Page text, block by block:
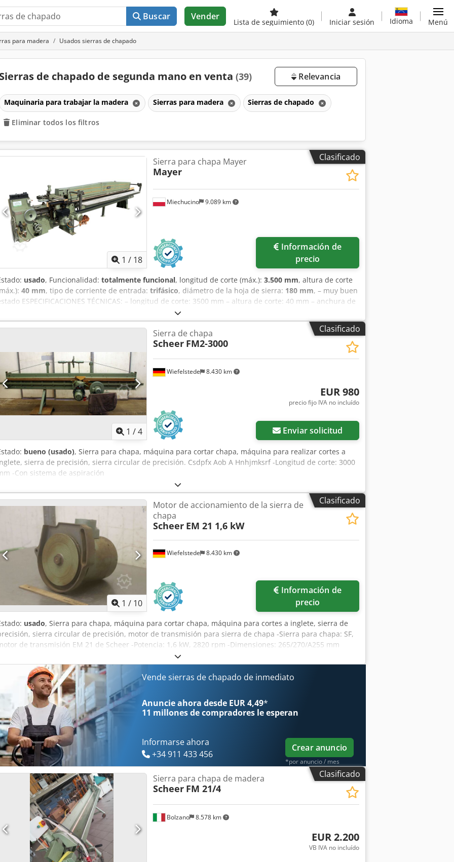
Buscar Vender
Lista de seguimiento (0) Iniciar sesión Idioma Menú
para madera Usados sierras de chapado
Sierras de chapado de segunda mano en venta (39) Relevancia
Maquinaria para trabajar la madera Sierras para madera Sierras de chapado
Eliminar todos los filtros
Clasificado
1 / 18
Miechucino 9.089 km
Sierra para chapa Mayer
Mayer
precio
usado, Funcionalidad: totalmente funcional, longitud de corte (máx.): 3.500 mm, altura de corte
40 mm, tipo de corriente de entrada: trifásico, diámetro de la hoja de sierra: 180 mm, – muy buen
ESPECIFICACIONES TÉCNICAS: – longitud de corte: 3500 mm – altura de corte: 40 mm – anchura de
corte en el lado derecho: 960 mm – motor de disco: 3 kW – motor de fresado: 1,5 kW – motor de avance:
kW – ajuste continuo de la velocidad de corte – diámetro del disco: 180 mm – diámetro de la fresa: 70
mm – diámetro de la boquilla: 100 mm – viga de presión superior – acercamiento automático de la fresa –
posibilidad de corte manual o automático – dimensiones (l/an/al): 530 / 205 / 130 cm – peso: ~ 800 kg
I Efgsx Amkef
Clasificado
1 /4
Wiefelstede 8.430 km
Sierra de chapa
Scheer FM2-3000
EUR 980
precio fijo IVA no incluído
Enviar solicitud
bueno (usado), Sierra para chapa, máquina para cortar chapa, máquina para realizar cortes a
sierra de precisión, sierra circular de precisión. Csdpfx Aob A Hnhjmksrf -Longitud de corte: 3000
-Con sistema de aspiración
Clasificado
1 / 10
Wiefelstede 8.430 km
Motor de accionamiento de la sierra de
chapa
Scheer EM 21 1,6 kW
precio
usado, Sierra para chapa, máquina para cortar chapa, máquina para cortes a inglete, sierra de
sierra circular de precisión, motor de transmisión para sierra de chapa -Sierra para chapa: SF,
de transmisión EM 21 de Scheer -Potencia: 1,6 kW, 2820 rpm -Dimensiones: 265/270/A255 mm
Vende sierras de chapado de inmediato
Anuncie ahora desde EUR 4,49*
11 millones de compradores le esperan
Informarse ahora
+34 911 433 456
Crear anuncio
*por anuncio / mes
Clasificado
Bolzano 8.578 km
Sierra para chapa de madera
Scheer FM 21/4
EUR 2.200
VB IVA no incluído